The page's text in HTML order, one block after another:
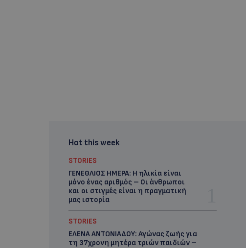
Hot this week
STORIES
ΓΕΝΕΘΛΙΟΣ ΗΜΕΡΑ: Η ηλικία είναι
μόνο ένας αριθμός – Οι άνθρωποι
και οι στιγμές είναι η πραγματική
μας ιστορία
STORIES
ΕΛΕΝΑ ΑΝΤΩΝΙΑΔΟΥ: Αγώνας ζωής για
τη 37χρονη μητέρα τριών παιδιών –